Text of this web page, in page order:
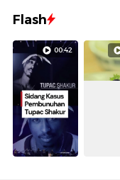
Flash
00:42